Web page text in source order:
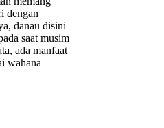
dengan
danau disini
saat musim
ada manfaat
wahana